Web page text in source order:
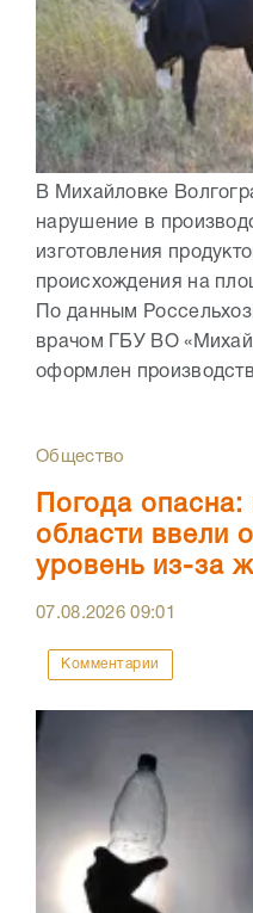
В Михайловке
нарушение в
изготовления
происхождения на
По данным
врачом ГБУ ВО
оформлен
Общество
Погода
области ввели
уровень из-за
07.08.202609:01
Комментарии